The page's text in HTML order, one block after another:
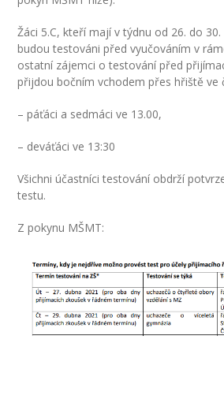
-- Vychovatelé
-- Školní poradenské
---- Výchovný poradce
---- Speciální pedagog
---- Metodik prevence
---- Školní psycholog
Prvnáčci
-- Co škola nabízí
Žáci 5.C, kteří mají v týdnu od 26. do
budou testováni před vyučováním v
ostatní zájemci o testování před
přijdou bočním vchodem přes hřiště ve
– páťáci a sedmáci ve 13.00,
– deváťáci ve 13:30
Všichni účastníci testování obdrží
testu.
Z pokynu MŠMT: